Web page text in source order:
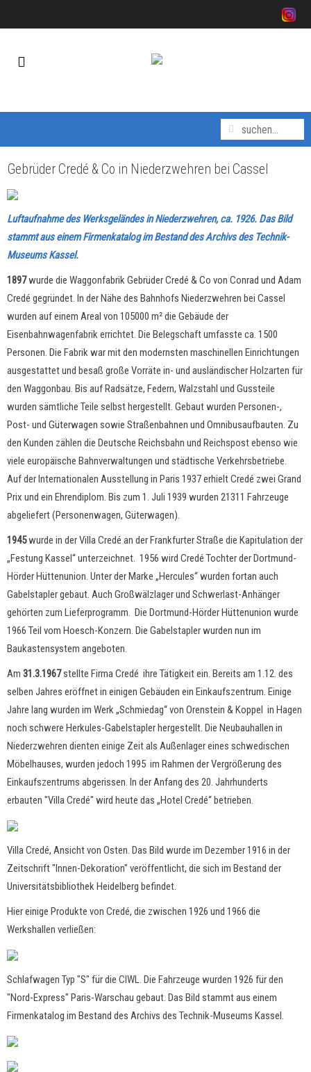
Gebrüder Credé & Co in Niederzwehren bei Cassel
Luftaufnahme des Werksgeländes in Niederzwehren, ca. 1926. Das Bild
stammt aus einem Firmenkatalog im Bestand des Archivs des Technik-
Museums Kassel.
1897wurde die Waggonfabrik Gebrüder Credé & Co von Conrad und Adam
Credé gegründet. In der Nähe des Bahnhofs Niederzwehren bei Cassel
wurden auf einem Areal von 105000 m² die Gebäude der
Eisenbahnwagenfabrik errichtet. Die Belegschaft umfasste ca. 1500
Personen. Die Fabrik war mit den modernsten maschinellen Einrichtungen
ausgestattet und besaß große Vorräte in- und ausländischer Holzarten für
den Waggonbau. Bis auf Radsätze, Federn, Walzstahl und Gussteile
wurden sämtliche Teile selbst hergestellt. Gebaut wurden Personen-,
Post- und Güterwagen sowie Straßenbahnen und Omnibusaufbauten. Zu
den Kunden zählen die Deutsche Reichsbahn und Reichspost ebenso wie
viele europäische Bahnverwaltungen und städtische Verkehrsbetriebe.
Auf der Internationalen Ausstellung in Paris 1937 erhielt Credé zwei Grand
Prix und ein Ehrendiplom. Bis zum 1. Juli 1939 wurden 21311 Fahrzeuge
abgeliefert (Personenwagen, Güterwagen).
1945wurde in der Villa Credé an der Frankfurter Straße die Kapitulation der
„Festung Kassel“ unterzeichnet. 1956 wird Credé Tochter der Dortmund-
Hörder Hüttenunion. Unter der Marke „Hercules“ wurden fortan auch
Gabelstapler gebaut. Auch Großwälzlager und Schwerlast-Anhänger
gehörten zum Lieferprogramm. Die Dortmund-Hörder Hüttenunion wurde
1966 Teil vom Hoesch-Konzern. Die Gabelstapler wurden nun im
Baukastensystem angeboten.
Am 31.3.1967stellte Firma Credé ihre Tätigkeit ein. Bereits am 1.12. des
selben Jahres eröffnet in einigen Gebäuden ein Einkaufszentrum. Einige
Jahre lang wurden im Werk „Schmiedag“ von Orenstein & Koppel in Hagen
noch schwere Herkules-Gabelstapler hergestellt. Die Neubauhallen in
Niederzwehren dienten einige Zeit als Außenlager eines schwedischen
Möbelhauses, wurden jedoch 1995 im Rahmen der Vergrößerung des
Einkaufszentrums abgerissen. In der Anfang des 20. Jahrhunderts
erbauten "Villa Credé" wird heute das „Hotel Credé“ betrieben.
Villa Credé, Ansicht von Osten. Das Bild wurde im Dezember 1916 in der
Zeitschrift "Innen-Dekoration" veröffentlicht, die sich im Bestand der
Universitätsbibliothek Heidelberg befindet.
Hier einige Produkte von Credé, die zwischen 1926 und 1966 die
Werkshallen verließen:
Schlafwagen Typ "S" für die CIWL. Die Fahrzeuge wurden 1926 für den
"Nord-Express" Paris-Warschau gebaut. Das Bild stammt aus einem
Firmenkatalog im Bestand des Archivs des Technik-Museums Kassel.